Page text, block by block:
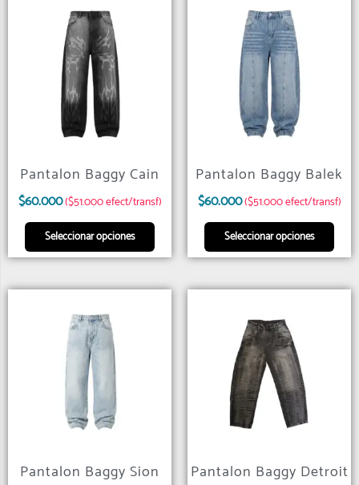
Pantalon Baggy Cain
$60.000($51.000 efect/transf)
Seleccionar opciones
Pantalon Baggy Balek
$60.000($51.000 efect/transf)
Seleccionar opciones
Pantalon Baggy Sion Pantalon Baggy Detroit